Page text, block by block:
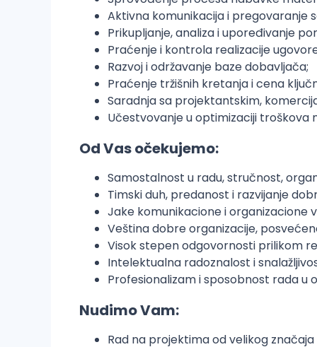
Aktivna komunikacija i pregovaranje
Prikupljanje, analiza i upoređivanje
Praćenje i kontrola realizacije
Razvoj i održavanje baze dobavljača;
Praćenje tržišnih kretanja i cena
Saradnja sa projektantskim,
Učestvovanje u optimizaciji
Od Vas očekujemo:
Samostalnost u radu, stručnost,
Timski duh, predanost i razvijanje
Jake komunikacione i organizacione
Veština dobre organizacije,
Visok stepen odgovornosti prilikom
Intelektualna radoznalost i
Profesionalizam i sposobnost rada u
Nudimo Vam:
Rad na projektima od velikog